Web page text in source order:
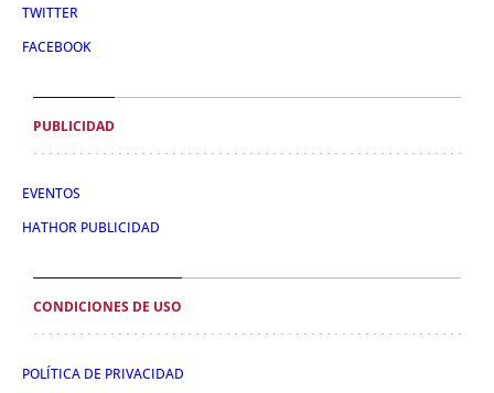
TWITTER
FACEBOOK
PUBLICIDAD
EVENTOS
HATHOR PUBLICIDAD
CONDICIONES DE USO
POLÍTICA DE PRIVACIDAD